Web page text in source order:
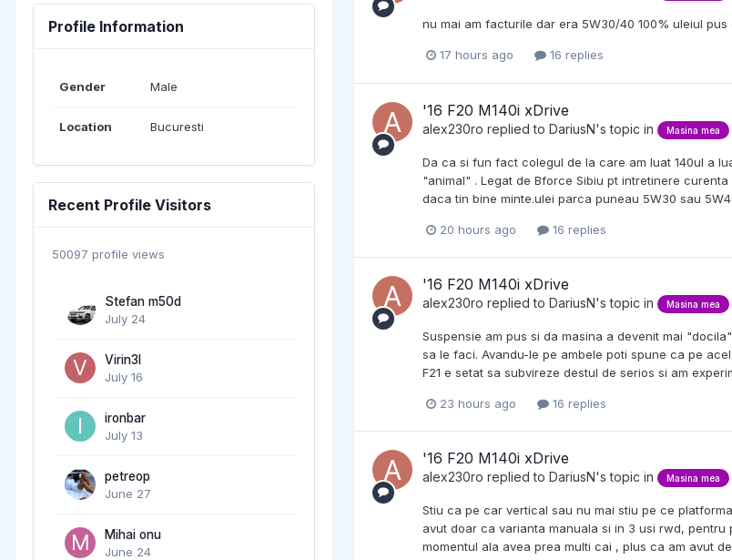
Profile Information
Gender Male
Location Bucuresti
Recent Profile Visitors
50097 profile views
Stefan m50d
July 24
Virin3l
July 16
ironbar
July 13
petreop
June 27
Mihai onu
June 24
nu mai am facturile dar era 5W30/40 100% uleiul
17 hours ago 16 replies
'16 F20 M140i xDrive
alex230ro replied to DariusN's topic in Masina mea
Da ca si fun fact colegul de la care am luat 140ul a
"animal" . Legat de Bforce Sibiu pt intretinere
daca tin bine minte.ulei parca puneau 5W30 sau
20 hours ago 16 replies
'16 F20 M140i xDrive
alex230ro replied to DariusN's topic in Masina mea
Suspensie am pus si da masina a devenit mai
sa le faci. Avandu-le pe ambele poti spune ca pe
F21 e setat sa subvireze destul de serios si am
23 hours ago 16 replies
'16 F20 M140i xDrive
alex230ro replied to DariusN's topic in Masina mea
Stiu ca pe car vertical sau nu mai stiu pe ce
avut doar ca varianta manuala si in 3 usi rwd,
momentul ala avea prea multi cai , plus ca am avut